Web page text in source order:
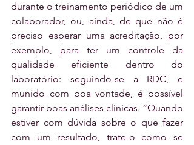
durante o treinamento periódico de um
colaborador, ou, ainda, de que não é
preciso esperar uma acreditação, por
exemplo, para ter um controle da
qualidade eficiente dentro do
laboratório: seguindo-se a RDC, e
munido com boa vontade, é possível
garantir boas análises clínicas. “Quando
estiver com dúvida sobre o que fazer
com um resultado, trate-o como se